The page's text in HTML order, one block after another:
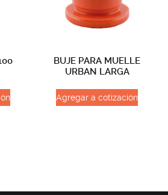
BUJE PARA MUELLE
URBAN LARGA
Agregar a cotización